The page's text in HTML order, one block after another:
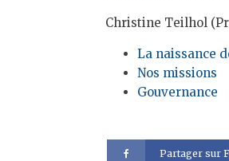
Christine Teilhol
La naissance
Nos missions
Gouvernance
Partager sur